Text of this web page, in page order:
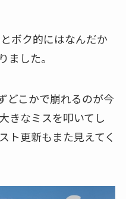
とボク的にはなんだか
ました。
どこかで崩れるのが今
きなミスを叩いてし
ト更新もまた見えてく